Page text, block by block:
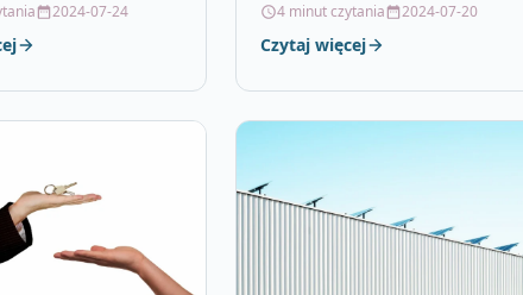
skorzystania z
usług
2024-07-24
zasady, które warto przestrzegać,
aby zapewnić roślinom najlepsze
4 minut czytania 2024-07-20
Czytaj więcej